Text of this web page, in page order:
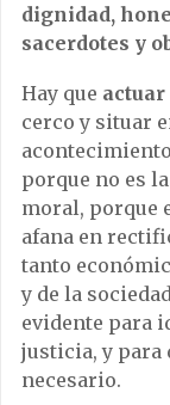
dignidad,
sacerdotes y
Hay que
cerco y situar
porque no es
moral, porque
afana en
tanto
y de la
evidente para
justicia, y para
necesario.